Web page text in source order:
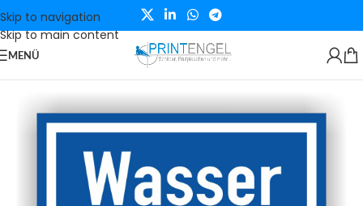
Skip to navigation
Skip to main content
MENÜ